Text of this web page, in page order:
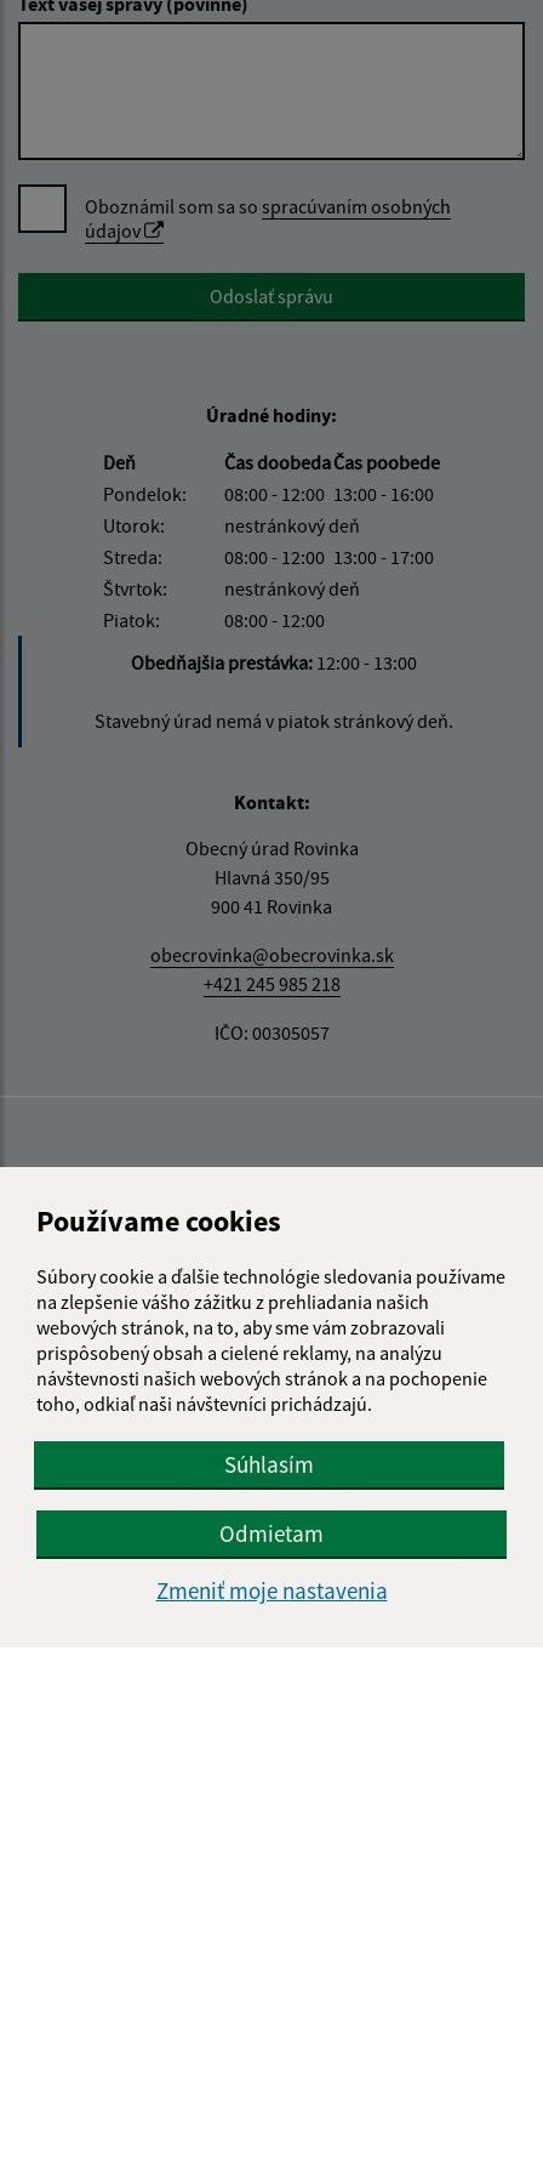
Používame cookies
Súbory cookie a ďalšie technológie sledovania používame
na zlepšenie vášho zážitku z prehliadania našich
webových stránok, na to, aby sme vám zobrazovali
prispôsobený obsah a cielené reklamy, na analýzu
návštevnosti našich webových stránok a na pochopenie
toho, odkiaľ naši návštevníci prichádzajú.
Súhlasím
Odmietam
Zmeniť moje nastavenia
Oboznámil som sa so spracúvaním osobných
údajov
Google reCaptcha ResponseOdoslať správu
Úradné hodiny:
Deň
Čas doobedaČas poobede
Pondelok:
08:00 - 12:00 13:00 - 16:00
Utorok:
nestránkový deň
Streda:
08:00 - 12:00 13:00 - 17:00
Štvrtok:
nestránkový deň
Piatok:
08:00 - 12:00
Obedňajšia prestávka: 12:00 - 13:00
Stavebný úrad nemá v piatok stránkový deň.
Kontakt:
Obecný úrad Rovinka
Hlavná 350/95
900 41 Rovinka
obecrovinka@obecrovinka.sk
+421 245 985 218
IČO: 00305057
Informácie o stránke:
Vyhlásenie o prístupnosti
Autorské práva
Ochrana osobných údajov